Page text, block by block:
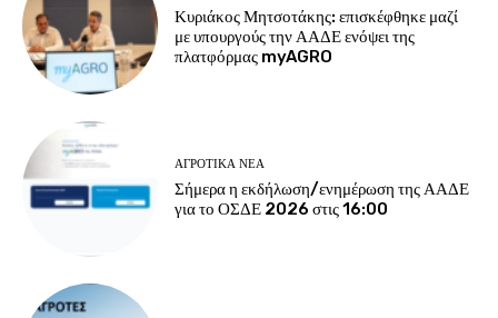
Κυριάκος Μητσοτάκης: επισκέφθηκε μαζί
με υπουργούς την ΑΑΔΕ ενόψει της
πλατφόρμας myAGRO
ΑΓΡΟΤΙΚΆ ΝΈΑ
Σήμερα η εκδήλωση/ενημέρωση της ΑΑΔΕ
για το ΟΣΔΕ 2026 στις 16:00